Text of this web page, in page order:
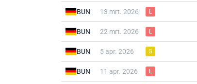
BUN 13 mrt. 2026 L
BUN 22 mrt. 2026 L
BUN 5 apr. 2026 G
BUN 11 apr. 2026 L